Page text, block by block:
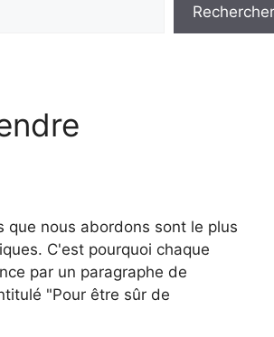
Rechercher
que nous abordons sont le plus
C'est pourquoi chaque
par un paragraphe de
"Pour être sûr de